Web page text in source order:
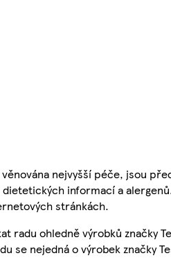
nejvyšší péče, jsou
informací a
stránkách.
radu ohledně výrobků značky
se nejedná o výrobek značky